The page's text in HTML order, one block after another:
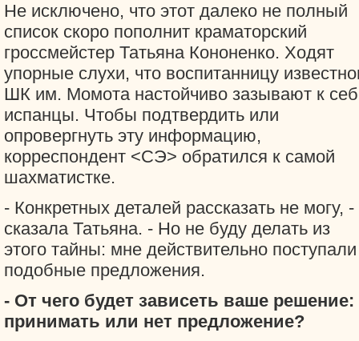
Не исключено, что этот далеко не полный
список скоро пополнит краматорский
гроссмейстер Татьяна Кононенко. Ходят
упорные слухи, что воспитанницу
ШК им. Момота настойчиво зазывают к
испанцы. Чтобы подтвердить или
опровергнуть эту информацию,
корреспондент <СЭ> обратился к самой
шахматистке.
- Конкретных деталей рассказать не могу, -
сказала Татьяна. - Но не буду делать из
этого тайны: мне действительно поступали
подобные предложения.
- От чего будет зависеть ваше решение:
принимать или нет предложение?